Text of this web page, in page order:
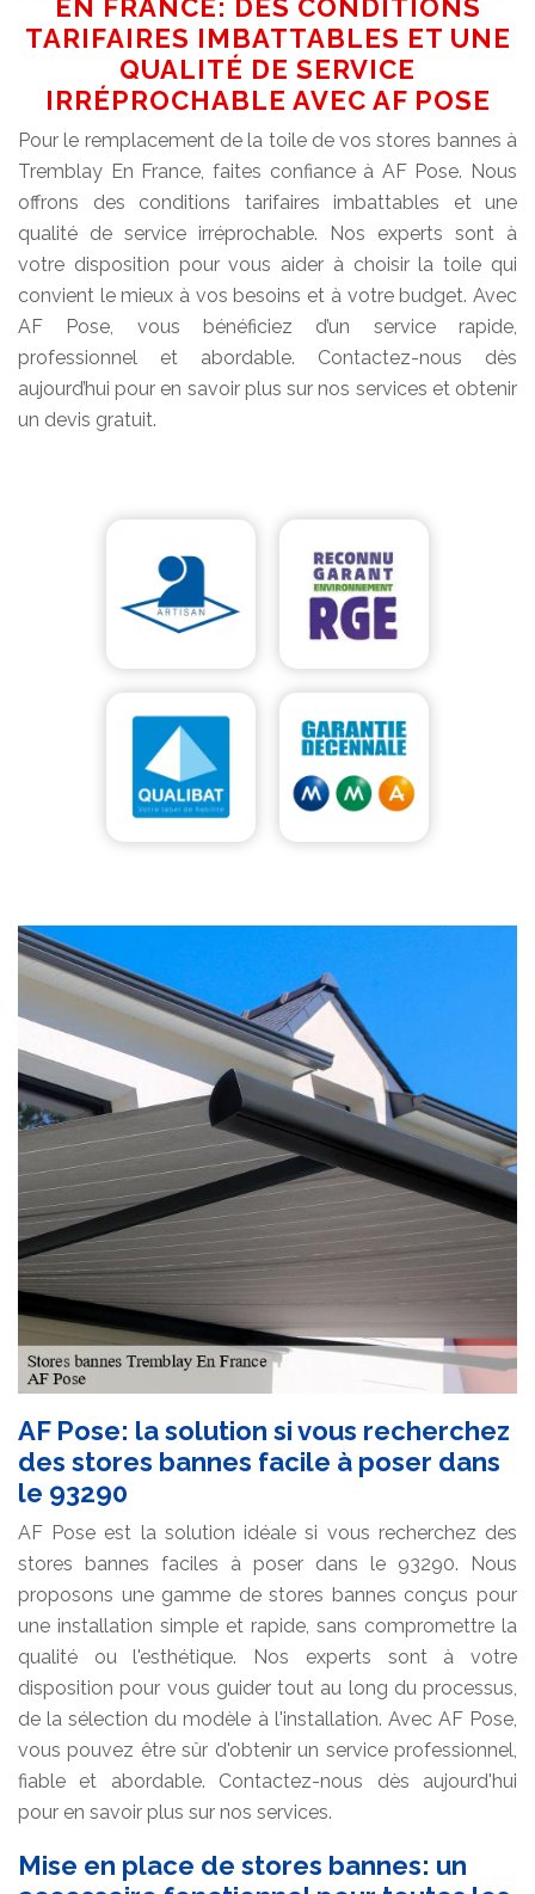
EN FRANCE: DES CONDITIONS
TARIFAIRES IMBATTABLES ET UNE
QUALITÉ DE SERVICE
IRRÉPROCHABLE AVEC AF POSE
Pour le remplacement de la toile de vos stores bannes à
Tremblay En France, faites confiance à AF Pose. Nous
offrons des conditions tarifaires imbattables et une
qualité de service irréprochable. Nos experts sont à
votre disposition pour vous aider à choisir la toile qui
convient le mieux à vos besoins et à votre budget. Avec
AF Pose, vous bénéficiez d’un service rapide,
professionnel et abordable. Contactez-nous dès
aujourd’hui pour en savoir plus sur nos services et obtenir
un devis gratuit.
AF Pose: la solution si vous recherchez
des stores bannes facile à poser dans
le 93290
AF Pose est la solution idéale si vous recherchez des
stores bannes faciles à poser dans le 93290. Nous
proposons une gamme de stores bannes conçus pour
une installation simple et rapide, sans compromettre la
qualité ou l'esthétique. Nos experts sont à votre
disposition pour vous guider tout au long du processus,
de la sélection du modèle à l'installation. Avec AF Pose,
vous pouvez être sûr d'obtenir un service professionnel,
fiable et abordable. Contactez-nous dès aujourd'hui
pour en savoir plus sur nos services.
Mise en place de stores bannes: un